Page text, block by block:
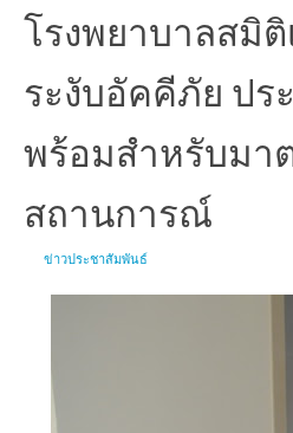
โรงพยาบาลสมิ
ระงับอัคคีภัย ปร
พร้อมสำหรับมา
สถานการณ์
ข่าวประชาสัมพันธ์